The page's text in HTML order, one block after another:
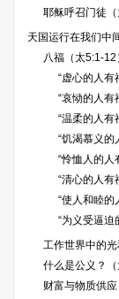
耶稣呼召门徒（
天国运行在我们中
八福（太5:1-12
“虚心的人有
“哀恸的人有
“温柔的人有
“饥渴慕义的
“怜恤人的人
“清心的人有
“使人和睦的
“为义受逼迫
工作世界中的光
什么是公义？（
财富与物质供应